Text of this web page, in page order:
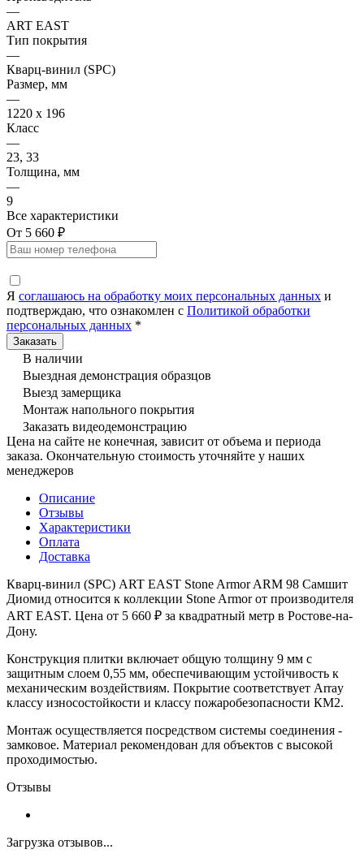
—
ART EAST
Тип покрытия
—
Кварц-винил (SPC)
Размер, мм
—
1220 х 196
Класс
—
23, 33
Толщина, мм
—
9
Все характеристики
От 5 660 ₽
Я соглашаюсь на обработку моих персональных данных и
подтверждаю, что ознакомлен с Политикой обработки
персональных данных *
В наличии
Выездная демонстрация образцов
Выезд замерщика
Монтаж напольного покрытия
Заказать видеодемонстрацию
Цена на сайте не конечная, зависит от объема и периода
заказа. Окончательную стоимость уточняйте у наших
менеджеров
Описание
Отзывы
Характеристики
Оплата
Доставка
Кварц-винил (SPC) ART EAST Stone Armor ARM 98 Самшит
Диомид относится к коллекции Stone Armor от производителя
ART EAST. Цена от 5 660 ₽ за квадратный метр в Ростове-на-
Дону.
Конструкция плитки включает общую толщину 9 мм с
защитным слоем 0,55 мм, обеспечивающим устойчивость к
механическим воздействиям. Покрытие соответствует Array
классу износостойкости и классу пожаробезопасности КМ2.
Монтаж осуществляется посредством системы соединения -
замковое. Материал рекомендован для объектов с высокой
проходимостью.
Отзывы
Загрузка отзывов...